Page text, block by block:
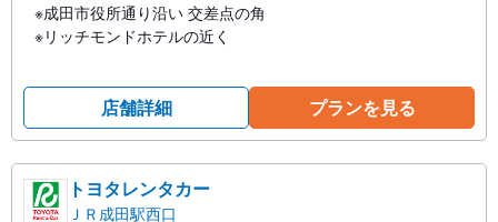
※成田市役所通り沿い 交差点の角
※リッチモンドホテルの近く
店舗詳細 プランを見る
トヨタレンタカー
ＪＲ成田駅西口